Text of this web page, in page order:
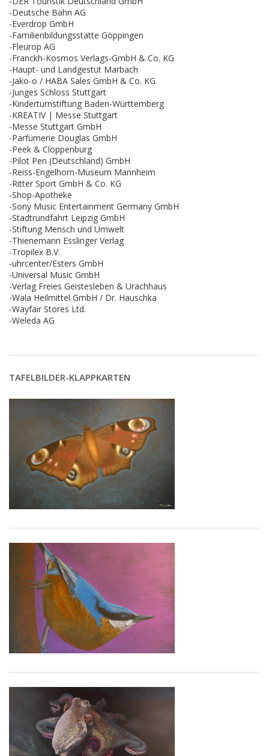
-Deutsche Bahn AG
-Everdrop GmbH
-Familienbildungsstätte Göppingen
-Fleurop AG
-Franckh-Kosmos Verlags-GmbH & Co. KG
-Haupt- und Landgestüt Marbach
-Jako-o / HABA Sales GmbH & Co. KG
-Junges Schloss Stuttgart
-Kinderturnstiftung Baden-Württemberg
-KREATIV | Messe Stuttgart
-Messe Stuttgart GmbH
-Parfümerie Douglas GmbH
-Peek & Cloppenburg
-Pilot Pen (Deutschland) GmbH
-Reiss-Engelhorn-Museum Mannheim
-Ritter Sport GmbH & Co. KG
-Shop-Apotheke
-Sony Music Entertainment Germany GmbH
-Stadtrundfahrt Leipzig GmbH
-Stiftung Mensch und Umwelt
-Thienemann Esslinger Verlag
-Tropilex B.V.
-uhrcenter/Esters GmbH
-Universal Music GmbH
-Verlag Freies Geistesleben & Urachhaus
-Wala Heilmittel GmbH / Dr. Hauschka
-Wayfair Stores Ltd.
-Weleda AG
TAFELBILDER-KLAPPKARTEN